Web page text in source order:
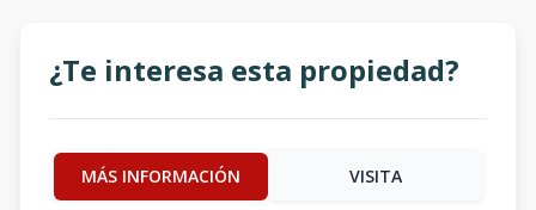
¿Te interesa esta propiedad?
MÁS INFORMACIÓN VISITA